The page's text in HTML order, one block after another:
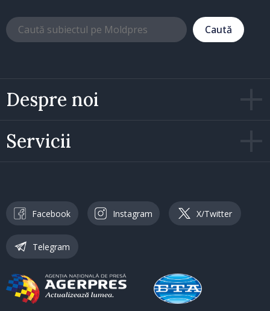
Despre noi
Servicii
Caută
Facebook Instagram X/Twitter
Telegram